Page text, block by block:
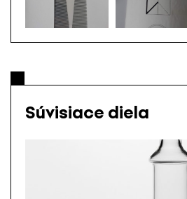
Súvisiace diela